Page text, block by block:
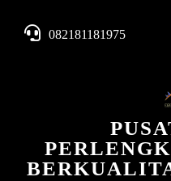
082181181975